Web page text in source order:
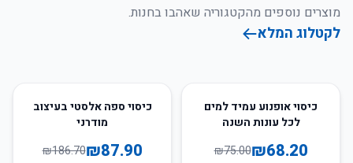
מוצרים נוספים מהקטגוריה שאהבו בחנות.
לקטלוג המלא
9כיסוי אופנוע עמיד למים
לכל עונות השנה
₪68.20
₪75.00
53
כיסוי ספה אלסטי בעיצוב
מודרני
₪87.90
₪186.70